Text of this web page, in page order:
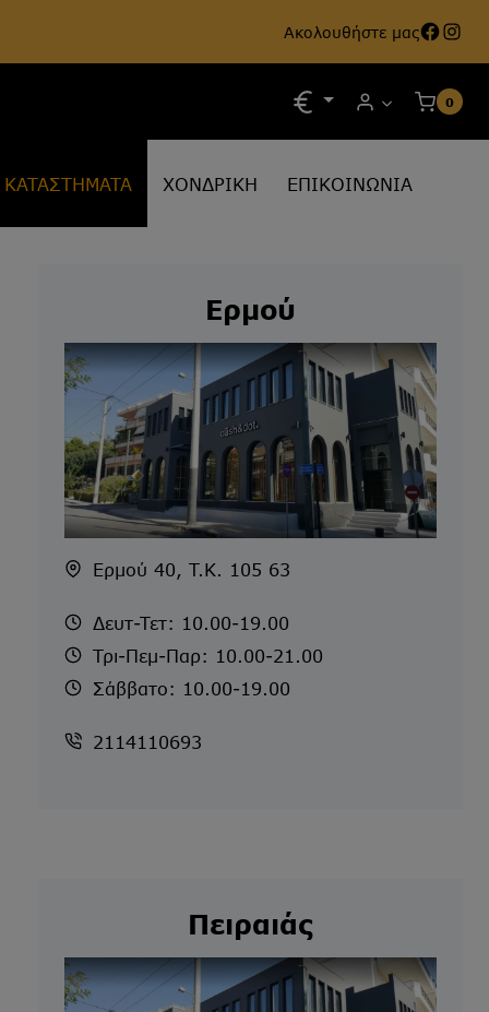
Ακολουθήστε μας
0
ΚΑΤΑΣΤΗΜΑΤΑ ΧΟΝΔΡΙΚΗ ΕΠΙΚΟΙΝΩΝΙΑ
Ερμού
Ερμού 40, T.K. 105 63
Δευτ-Τετ: 10.00-19.00
Τρι-Πεμ-Παρ: 10.00-21.00
Σάββατο: 10.00-19.00
2114110693
Πειραιάς